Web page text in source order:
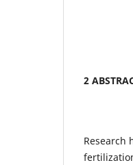
2
Research